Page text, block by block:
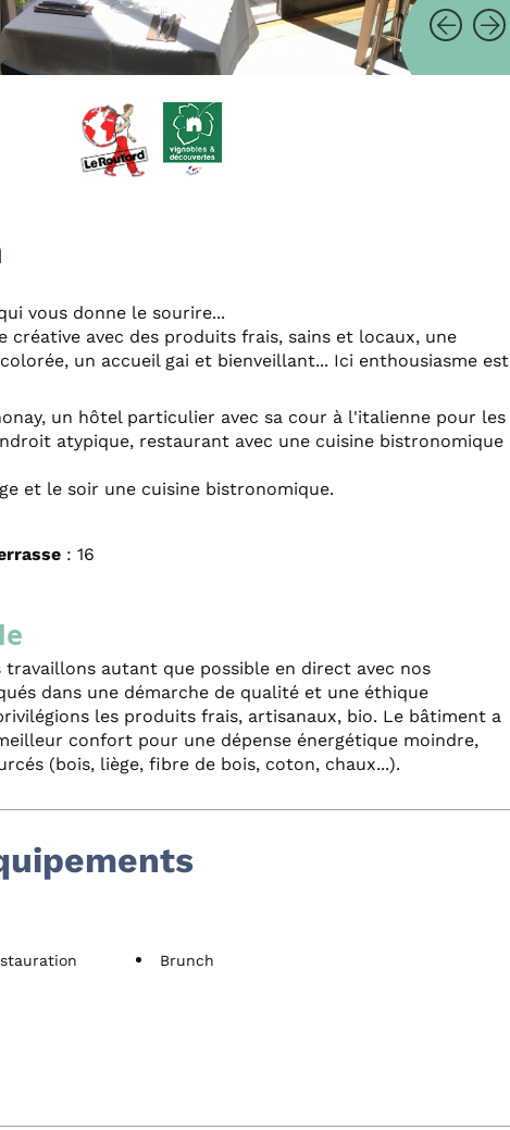
vous donne le sourire...
créative avec des produits frais, sains et locaux, une
un accueil gai et bienveillant... Ici enthousiasme est
un hôtel particulier avec sa cour à l'italienne pour les
atypique, restaurant avec une cuisine bistronomique
et le soir une cuisine bistronomique.
: 16
travaillons autant que possible en direct avec nos
dans une démarche de qualité et une éthique
les produits frais, artisanaux, bio. Le bâtiment a
confort pour une dépense énergétique moindre,
(bois, liège, fibre de bois, coton, chaux...).
Brunch